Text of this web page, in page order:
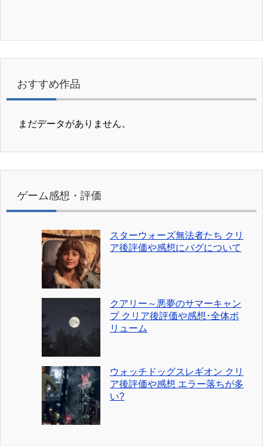
おすすめ作品
まだデータがありません。
ゲーム感想・評価
スターウォーズ無法者たち クリ
ア後評価や感想にバグについて
クアリー～悪夢のサマーキャン
プ クリア後評価や感想･全体ボ
リューム
ウォッチドッグスレギオン クリ
ア後評価や感想 エラー落ちが多
い?